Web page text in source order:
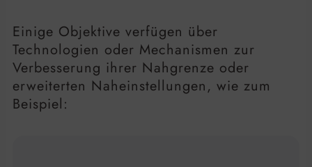
Einige Objektive verfügen über
Technologien oder Mechanismen zur
Verbesserung ihrer Nahgrenze oder
erweiterten Naheinstellungen, wie zum
Beispiel: